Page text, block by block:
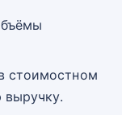
стоимостном